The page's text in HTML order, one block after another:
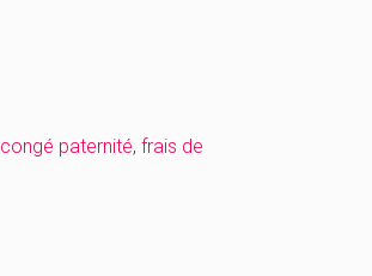
congé paternité, frais de